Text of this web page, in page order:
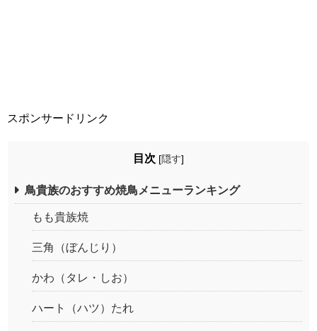
スポンサードリンク
目次 [隠す]
鳥貴族のおすすめ焼鳥メニューランキング
もも貴族焼
三角（ぼんじり）
かわ（タレ・しお）
ハート（ハツ）たれ